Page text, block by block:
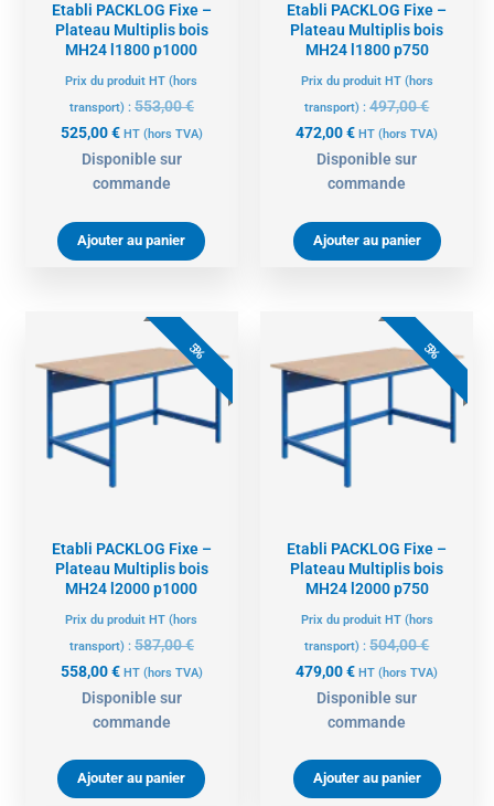
Etabli PACKLOG Fixe –
Plateau Multiplis bois
MH24 l1800 p1000
Prix du produit HT (hors
transport) : 553,00€
525,00€ HT (hors TVA)
Disponible sur
commande
Ajouter au panier
Etabli PACKLOG Fixe –
Plateau Multiplis bois
MH24 l1800 p750
Prix du produit HT (hors
transport) :497,00€
472,00€ HT (hors TVA)
Disponible sur
commande
Ajouter au panier
5%
Etabli PACKLOG Fixe –
Plateau Multiplis bois
MH24 l2000 p1000
Prix du produit HT (hors
transport) : 587,00€
prix
initial
était :
587,00 €.
558,00€
prix
actuel
558,00 €.
HT (hors TVA)
Disponible sur
commande
Ajouter au panier
5%
Etabli PACKLOG Fixe –
Plateau Multiplis bois
MH24 l2000 p750
Prix du produit HT (hors
transport) :504,00€
prix
initial
était :
504,00 €.
479,00€
prix
actuel
479,00 €.
HT (hors TVA)
Disponible sur
commande
Ajouter au panier